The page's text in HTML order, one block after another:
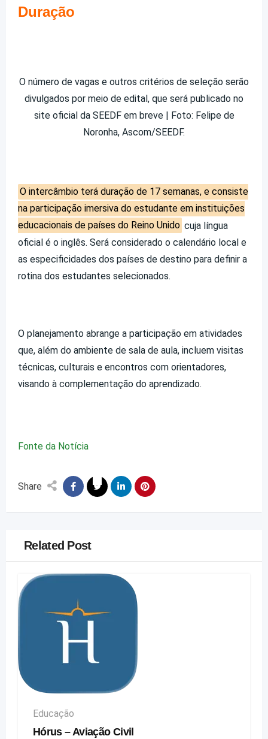
Duração
O número de vagas e outros critérios de seleção serão
divulgados por meio de edital, que será publicado no
site oficial da SEEDF em breve | Foto: Felipe de
Noronha, Ascom/SEEDF.
O intercâmbio terá duração de 17 semanas, e consiste
na participação imersiva do estudante em instituições
educacionais de países do Reino Unido cuja língua
oficial é o inglês. Será considerado o calendário local e
as especificidades dos países de destino para definir a
rotina dos estudantes selecionados.
O planejamento abrange a participação em atividades
que, além do ambiente de sala de aula, incluem visitas
técnicas, culturais e encontros com orientadores,
visando à complementação do aprendizado.
Fonte da Notícia
Share
Related Post
Educação
Hórus – Aviação Civil